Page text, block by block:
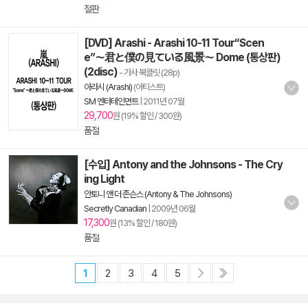
절판
[DVD] Arashi - Arashi 10-11 Tour“Scen
e”～君と僕の見ている風景～ Dome (통상판)
(2disc) - 가사 북클릿 (28p)
아라시 (Arashi) (아티스트)
SM 엔터테인먼트| 2011년 07월
29,700원 (19% 할인 / 300원)
품절
[수입] Antony and the Johnsons - The Cry
ing Light
안토니 앤 더 존슨스 (Antony & The Johnsons)
Secretly Canadian 2009년 06월
17,300원 (13% 할인 / 180원)
품절
1 2 3 4 5